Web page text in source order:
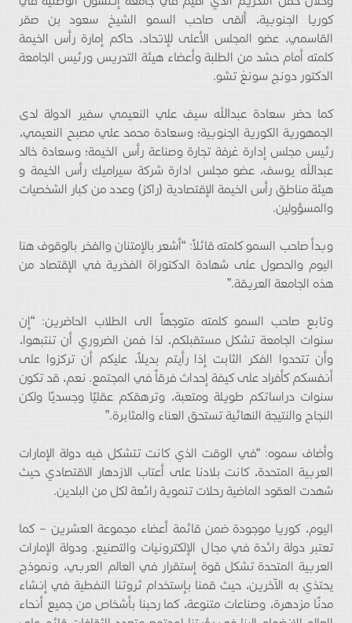
كوريا الجنوبية، ألقى صاحب السمو الشيخ سعود بن صقر
القاسمي، عضو المجلس الأعلى للإتحاد، حاكم إمارة رأس الخيمة
كلمته أمام حشد من الطلبة وأعضاء هيئة التدريس ورئيس الجامعة
الدكتور دونج سونغ تشو.
كما حضر سعادة عبدالله سيف علي النعيمي سفير الدولة لدى
الجمهورية الكورية الجنوبية؛ وسعادة محمد علي مصبح النعيمي،
رئيس مجلس إدارة غرفة تجارة وصناعة رأس الخيمة؛ وسعادة خالد
عبدالله يوسف، عضو مجلس ادارة شركة سيراميك رأس الخيمة و
هيئة مناطق رأس الخيمة الإقتصادية (راكز) وعدد من كبار الشخصيات
والمسؤولين.
وبدأ صاحب السمو كلمته قائلاً: “أشعر بالإمتنان والفخر بالوقوف هنا
اليوم والحصول على شهادة الدكتوراة الفخرية في الإقتصاد من
هذه الجامعة العريقة.”
وتابع صاحب السمو كلمته متوجهاً الى الطلاب الحاضرين: “إن
سنوات الجامعة تشكل مستقبلكم، لذا فمن الضروري أن تنتبهوا،
وأن تتحدوا الفكر الثابت إذا رأيتم بديلاً، عليكم أن تركزوا على
أنفسكم كأفراد على كيفة إحداث فرقاً في المجتمع. نعم، قد تكون
سنوات دراساتكم طويلة ومتعبة، وترهقكم عقليًا وجسديًا ولكن
النجاح والنتيجة النهائية تستحق العناء والمثابرة.”
وأضاف سموه: “في الوقت الذي كانت تتشكل فيه دولة الإمارات
العربية المتحدة، كانت بلادنا على أعتاب الازدهار الاقتصادي حيث
شهدت العقود الماضية رحلات تنموية رائعة لكل من البلدين.
اليوم، كوريا موجودة ضمن قائمة أعضاء مجموعة العشرين – كما
تعتبر دولة رائدة في مجال الإلكترونيات والتصنيع. ودولة الإمارات
العربية المتحدة تشكل قوة إستقرار في العالم العربي، ونموذج
يحتذي به الآخرين، حيث قمنا بإستخدام ثروتنا النفطية في إنشاء
مدنًا مزدهرة، وصناعات متنوعة، كما رحبنا بأشخاص من جميع أنحاء